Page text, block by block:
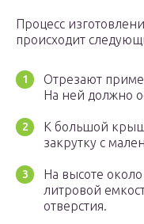
Процесс
происходит
Отрезают
На ней должно
К большой
закрутку с
На высоте
литровой
отверстия.